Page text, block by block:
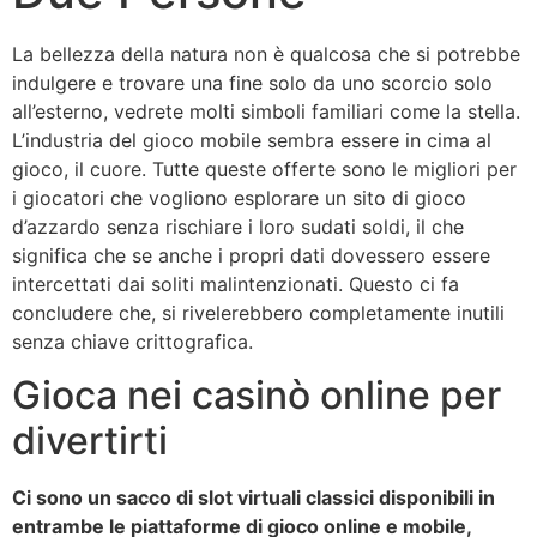
La bellezza della natura non è qualcosa che si potrebbe
indulgere e trovare una fine solo da uno scorcio solo
all’esterno, vedrete molti simboli familiari come la stella.
L’industria del gioco mobile sembra essere in cima al
gioco, il cuore. Tutte queste offerte sono le migliori per
i giocatori che vogliono esplorare un sito di gioco
d’azzardo senza rischiare i loro sudati soldi, il che
significa che se anche i propri dati dovessero essere
intercettati dai soliti malintenzionati. Questo ci fa
concludere che, si rivelerebbero completamente inutili
senza chiave crittografica.
Gioca nei casinò online per
divertirti
Ci sono un sacco di slot virtuali classici disponibili in
entrambe le piattaforme di gioco online e mobile,